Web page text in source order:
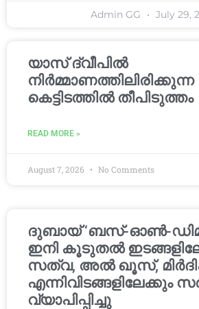
Admin GG July 29,
യാസ് ദ്വീപിൽ
നിർമ്മാണത്തിലിരിക്കുന്ന
കെട്ടിടത്തിൽ തീപിടുത്തം
READ MORE »
August 7, 2026 No Comments
ദുബായ് ‘ബസ്-ഓൺ-
ഇനി കൂടുതൽ
സത്വ, അൽ ഖൂസ്,
എന്നിവിടങ്ങളിലേക്കും
വ്യാപിപ്പിച്ചു